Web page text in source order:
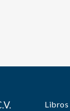
Libros